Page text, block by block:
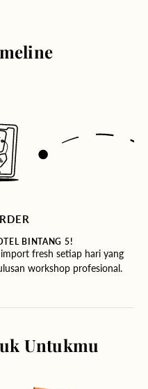
BINTANG 5!
fresh setiap hari yang
workshop profesional.
Untukmu